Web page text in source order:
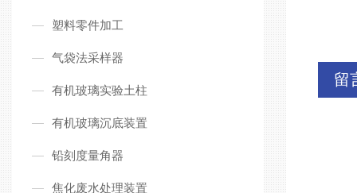
塑料零件加工
气袋法采样器
有机玻璃实验土柱
有机玻璃沉底装置
铅刻度量角器
焦化废水处理装置
留